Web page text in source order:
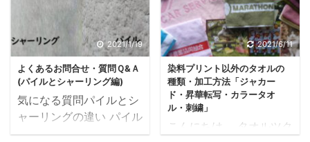
ズ以外も作れます。 ・ミ
ニハンカチは５０㎝×５
０㎝まで ・その他のタイ
プは 幅(ハンドタオル３
３㎝、フェイスタオル３
３㎝ マフラータオル２０
㎝、スポーツタオル４０
㎝、バスタオル６０㎝)
ロット(枚数)でのご注文
は御請けしかねます。 ア
イテムごとにご注文対応
枚数以下参照願います。
スタッフ お客様Ｑ.ズブ
染めはパイルもシャーリ
ングもできるの？ Ａ.ど
ちらもできます！！スタ
2021/1/19
よくあるお問合せ・質問Ｑ&Ａ
(パイルとシャーリング編)
気になる質問パイルとシ
ャーリングの違い パイル
とは？ タオルの表面が輪
2021/6/11
染料プリント以外のタオルの
種類・加工方法「ジャカー
ド・昇華転写・カラータオ
ル・刺繍」
こんにちは。 タオルツク